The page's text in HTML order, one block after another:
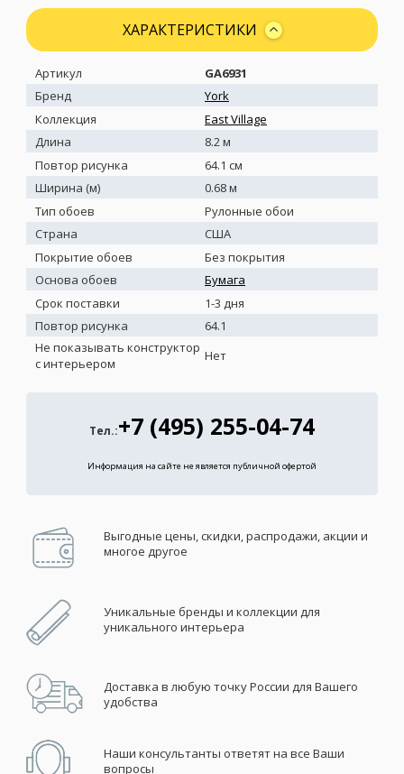
ХАРАКТЕРИСТИКИ
Артикул
GA6931
Бренд
York
Коллекция
East Village
Длина
8.2 м
Повтор рисунка
64.1 см
Ширина (м)
0.68 м
Тип обоев
Рулонные обои
Страна
США
Покрытие обоев
Без покрытия
Основа обоев
Бумага
Срок поставки
1-3 дня
Повтор рисунка
64.1
Не показывать конструктор
с интерьером
Нет
Тел.:+7 (495) 255-04-74
Информация на сайте не является публичной офертой
Выгодные цены, скидки, распродажи, акции и
многое другое
Уникальные бренды и коллекции для
уникального интерьера
Доставка в любую точку России для Вашего
удобства
Наши консультанты ответят на все Ваши
вопросы